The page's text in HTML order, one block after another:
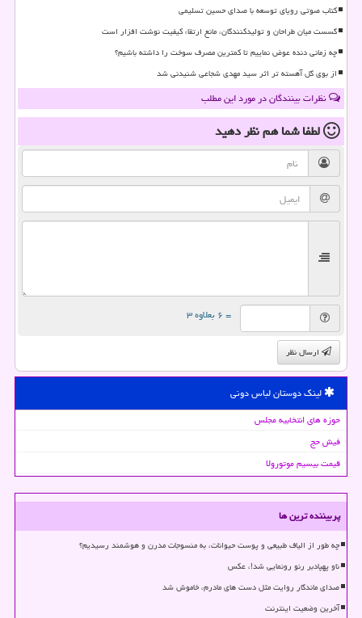
کتاب صوتی رویای توسعه با صدای حسین تسلیمی
گسست میان طراحان و تولیدکنندگان، مانع ارتقاء کیفیت نوشت افزار است
چه زمانی دنده عوض نماییم تا کمترین مصرف سوخت را داشته باشیم؟
از بوی گل آهسته تر اثر سید مهدی شجاعی شنیدنی شد
نظرات بینندگان در مورد این مطلب
لطفا شما همنظر دهید
= ۶ بعلاوه ۳
ارسال نظر
لینک دوستان لباس دونی
حوزه های انتخابیه مجلس
فیش حج
قیمت بیسیم موتورولا
پربیننده ترین ها
چه طور از الیاف طبیعی و پوست حیوانات، به منسوجات مدرن و هوشمند رسیدیم؟
ناو پهپادبر رنو رونمایی شد!، عکس
صدای ماندگار روایت مثل دست های مادرم، خاموش شد
آخرین وضعیت اینترنت